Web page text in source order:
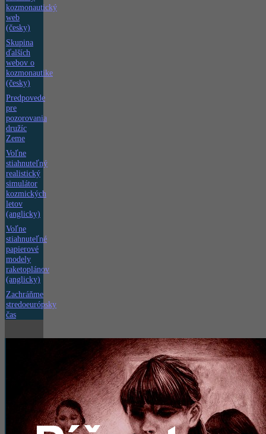
kozmonautický
web
(česky)
Skupina
ďalších
webov o
kozmonautike
(česky)
Predpovede
pre
pozorovania
družíc
Zeme
Voľne
stiahnuteľný
realistický
simulátor
kozmických
letov
(anglicky)
Voľne
stiahnuteľné
papierové
modely
raketoplánov
(anglicky)
Zachráňme
stredoeurópsky
čas